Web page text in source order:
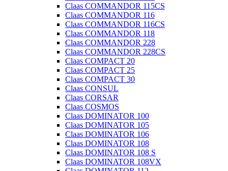
Claas COMMANDOR 115CS
Claas COMMANDOR 116
Claas COMMANDOR 116CS
Claas COMMANDOR 118
Claas COMMANDOR 228
Claas COMMANDOR 228CS
Claas COMPACT 20
Claas COMPACT 25
Claas COMPACT 30
Claas CONSUL
Claas CORSAR
Claas COSMOS
Claas DOMINATOR 100
Claas DOMINATOR 105
Claas DOMINATOR 106
Claas DOMINATOR 108
Claas DOMINATOR 108 S
Claas DOMINATOR 108VX